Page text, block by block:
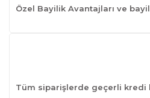
Özel Bayilik Avantajları ve
Tüm siparişlerde geçerli kredi